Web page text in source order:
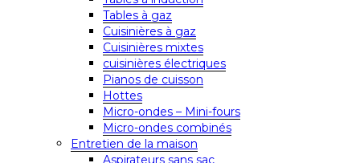
Tables à gaz
Cuisinières à gaz
Cuisinières mixtes
cuisinières électriques
Pianos de cuisson
Hottes
Micro-ondes – Mini-fours
Micro-ondes combinés
Entretien de la maison
Aspirateurs sans sac